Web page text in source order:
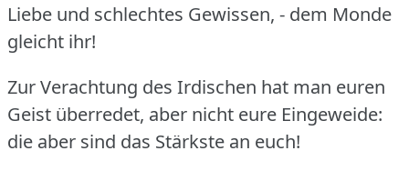
Liebe und schlechtes Gewissen, - dem Monde
gleicht ihr!
Zur Verachtung des Irdischen hat man euren
Geist überredet, aber nicht eure Eingeweide:
die aber sind das Stärkste an euch!